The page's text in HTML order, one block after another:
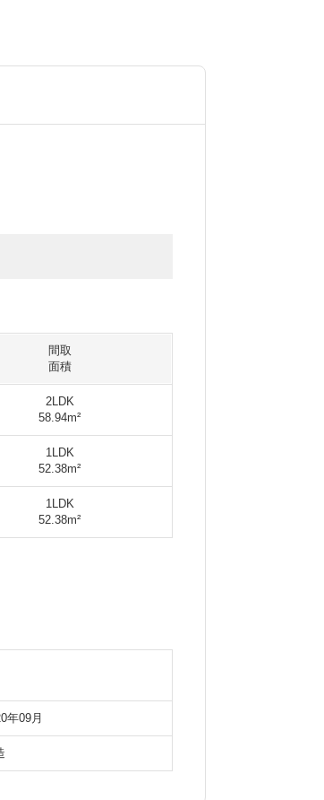
間取
面積
2LDK
58.94m²
1LDK
52.38m²
1LDK
52.38m²
年09月